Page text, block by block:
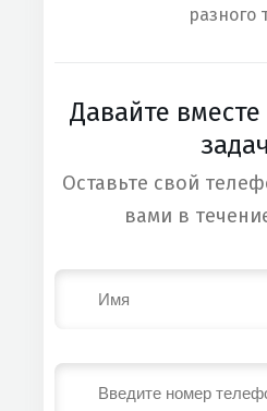
разного
Давайте
Оставьте свой
вами в